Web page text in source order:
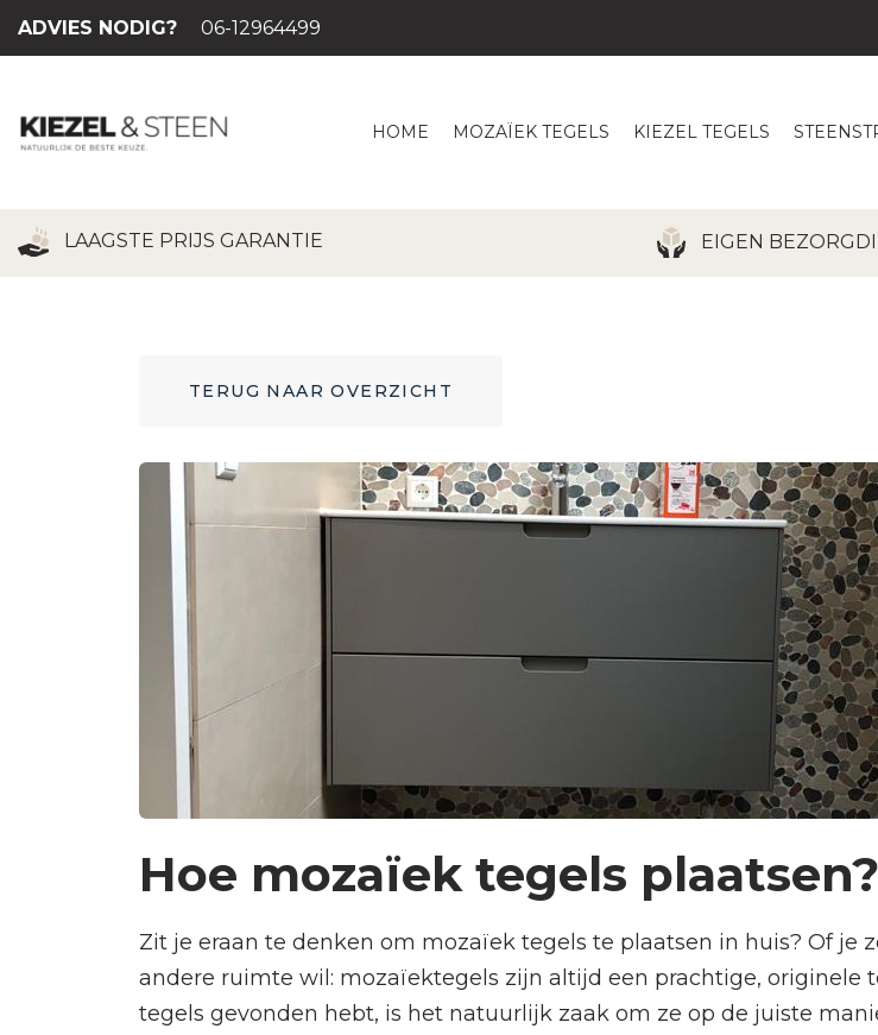
ADVIES NODIG? 06-12964499
HOME MOZAÏEK TEGELS KIEZEL TEGELS
LAAGSTE PRIJS GARANTIE EIGEN
HOE MOZAÏEK
TERUG NAAR OVERZICHT
Hoe mozaïek tegels
Zit je eraan te denken om mozaïek tegels te plaatsen in huis? Of je
andere ruimte wil: mozaïektegels zijn altijd een prachtige, originele
tegels gevonden hebt, is het natuurlijk zaak om ze op de juiste